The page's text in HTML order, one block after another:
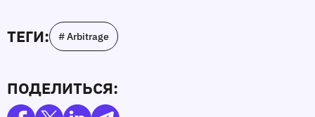
ТЕГИ: # Arbitrage
ПОДЕЛИТЬСЯ: